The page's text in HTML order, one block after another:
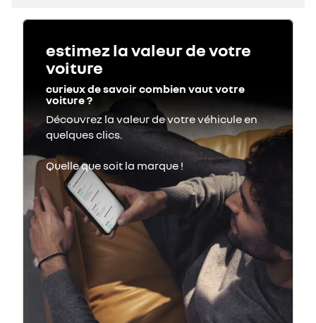
estimez la valeur de votre
voiture
curieux de savoir combien vaut votre
voiture ?
Découvrez la valeur de votre véhicule en